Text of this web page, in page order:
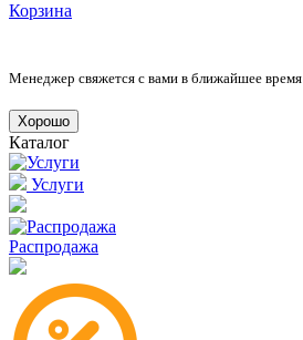
Корзина
Менеджер свяжется с вами в ближайшее время
Хорошо
Каталог
Услуги
Распродажа